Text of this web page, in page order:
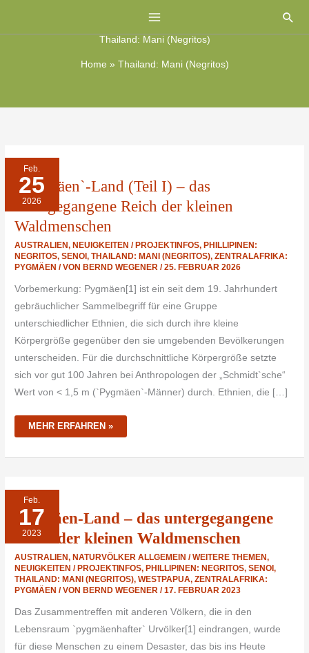
Thailand: Mani (Negritos)
Home » Thailand: Mani (Negritos)
Feb.
25
2026
`Pygmäen`-Land (Teil I) – das
untergegangene Reich der kleinen
Waldmenschen
AUSTRALIEN,NEUIGKEITEN / PROJEKTINFOS,PHILLIPINEN:
NEGRITOS,SENOI,THAILAND: MANI (NEGRITOS),ZENTRALAFRIKA:
PYGMÄEN / VONBERND WEGENER/25. FEBRUAR 2026
Vorbemerkung: Pygmäen[1] ist ein seit dem 19. Jahrhundert
gebräuchlicher Sammelbegriff für eine Gruppe
unterschiedlicher Ethnien, die sich durch ihre kleine
Körpergröße gegenüber den sie umgebenden Bevölkerungen
unterscheiden. Für die durchschnittliche Körpergröße setzte
sich vor gut 100 Jahren bei Anthropologen der „Schmidt`sche“
Wert von < 1,5 m (`Pygmäen`-Männer) durch. Ethnien, die […]
`PYGMÄEN`-
LAND
(TEIL
I)
–
DAS
UNTERGEGANGENE
REICH
DER
WALDMENSCHEN
MEHR ERFAHREN »
Feb.
17
2023
Pygmäen-Land – das untergegangene
Reich der kleinen Waldmenschen
AUSTRALIEN ,NATURVÖLKER ALLGEMEIN / WEITERE THEMEN
NEUIGKEITEN / PROJEKTINFOS ,PHILLIPINEN: NEGRITOS ,SENOI
THAILAND: MANI (NEGRITOS) ,WESTPAPUA ,ZENTRALAFRIKA:
PYGMÄEN / VONBERND WEGENER/17. FEBRUAR 2023
Das Zusammentreffen mit anderen Völkern, die in den
Lebensraum `pygmäenhafter` Urvölker[1] eindrangen, wurde
für diese Menschen zu einem Desaster, das bis ins Heute
PYGMÄEN-
LAND
–
DAS
UNTERGEGANGENE
REICH
DER
WALDMENSCHEN